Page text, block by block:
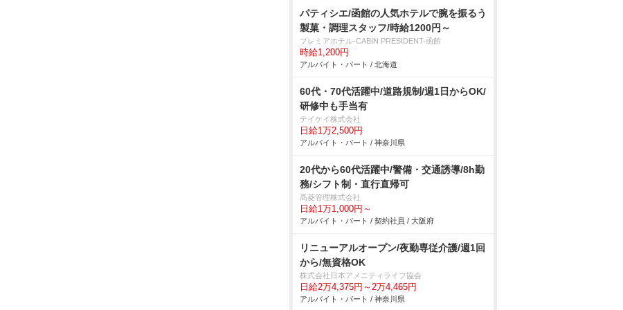
パティシエ/函館の人気ホテルで腕を振るう
製菓・調理スタッフ/時給1200円～
プレミアホテル-CABIN PRESIDENT-函館
時給1,200円
アルバイト・パート / 北海道
60代・70代活躍中/道路規制/週1日からOK/
研修中も手当有
テイケイ株式会社
日給1万2,500円
アルバイト・パート / 神奈川県
20代から60代活躍中/警備・交通誘導/8h勤
務/シフト制・直行直帰可
髙菱管理株式会社
日給1万1,000円～
アルバイト・パート / 契約社員 / 大阪府
リニューアルオープン/夜勤専従介護/週1回
から/無資格OK
株式会社日本アメニティライフ協会
日給2万4,375円～2万4,465円
アルバイト・パート / 神奈川県